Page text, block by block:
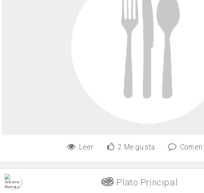
Leer 2 Me gusta
Plato Principal